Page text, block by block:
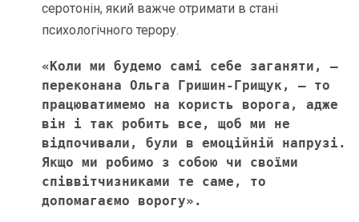
серотонін, який важче отримати в стані
психологічного терору.
«Коли ми будемо самі себе заганяти, –
переконана Ольга Гришин-Грищук, – то
працюватимемо на користь ворога, адже
він і так робить все, щоб ми не
відпочивали, були в емоційній напрузі.
Якщо ми робимо з собою чи своїми
співвітчизниками те саме, то
допомагаємо ворогу».